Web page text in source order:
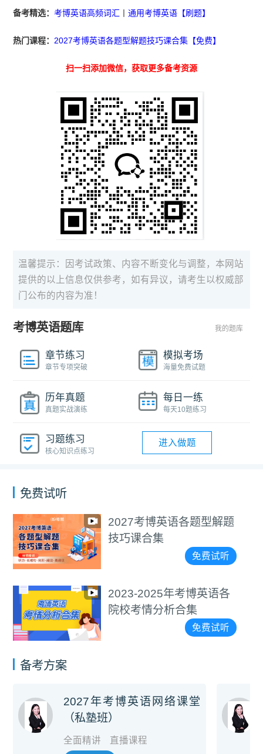
备考精选：考博英语高频词汇 丨通用考博英语【刷题】
热门课程： 2027考博英语各题型解题技巧课合集【免费】
扫一扫添加微信，获取更多备考资源
温馨提示：因考试政策、内容不断变化与调整，本网站
提供的以上信息仅供参考，如有异议，请考生以权威部
门公布的内容为准！
考博英语题库 我的题库
章节练习
章节专项突破
模拟考场
海量免费试题
历年真题
真题实战演练
每日一练
每天10题练习
习题练习
核心知识点练习
进入做题
免费试听
博英语各题型解题
合集
免费试听
年考博英语各
情分析合集
免费试听
医学
备考方案
2027年考博英语网络课堂
（私塾班）
全面精讲 直播课程